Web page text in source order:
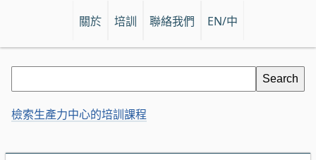
關於 培訓 聯絡我們 EN/中
檢索生產力中心的培訓課程